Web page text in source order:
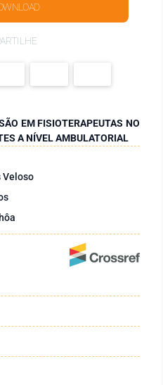
EM FISIOTERAPEUTAS NO
A NÍVEL AMBULATORIAL
Veloso